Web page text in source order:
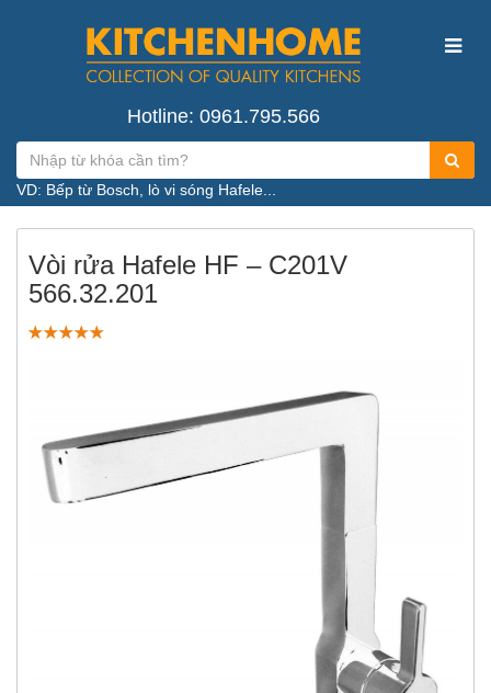
Hotline: 0961.795.566
VD: Bếp từ Bosch, lò vi sóng Hafele...
Vòi rửa Hafele HF – C201V
566.32.201